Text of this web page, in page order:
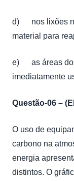
d) nos lixões
material para
e) as áreas dos
imediatamente
Questão-06 –
O uso de
carbono na
energia
distintos. O